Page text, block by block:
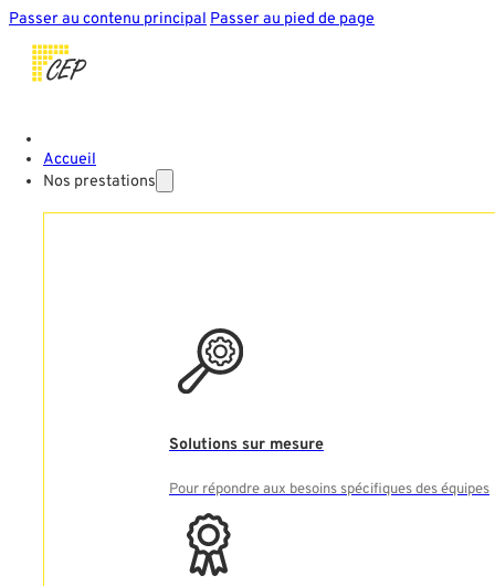
Passer au contenu principal Passer au pied de page
Accueil
Nos prestations
Solutions sur mesure
Pour répondre aux besoins spécifiques des équipes